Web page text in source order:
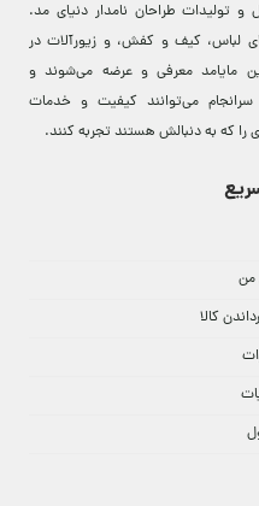
و توليدات طراحان نامدار دنيای مد.
لباس، کيف و کفش، و زيورآلات در
مایامد معرفی و عرضه می‌شوند و
می‌توانند کيفيت و خدمات
را که به دنبالش هستند تجربه کنند.
من
کالا